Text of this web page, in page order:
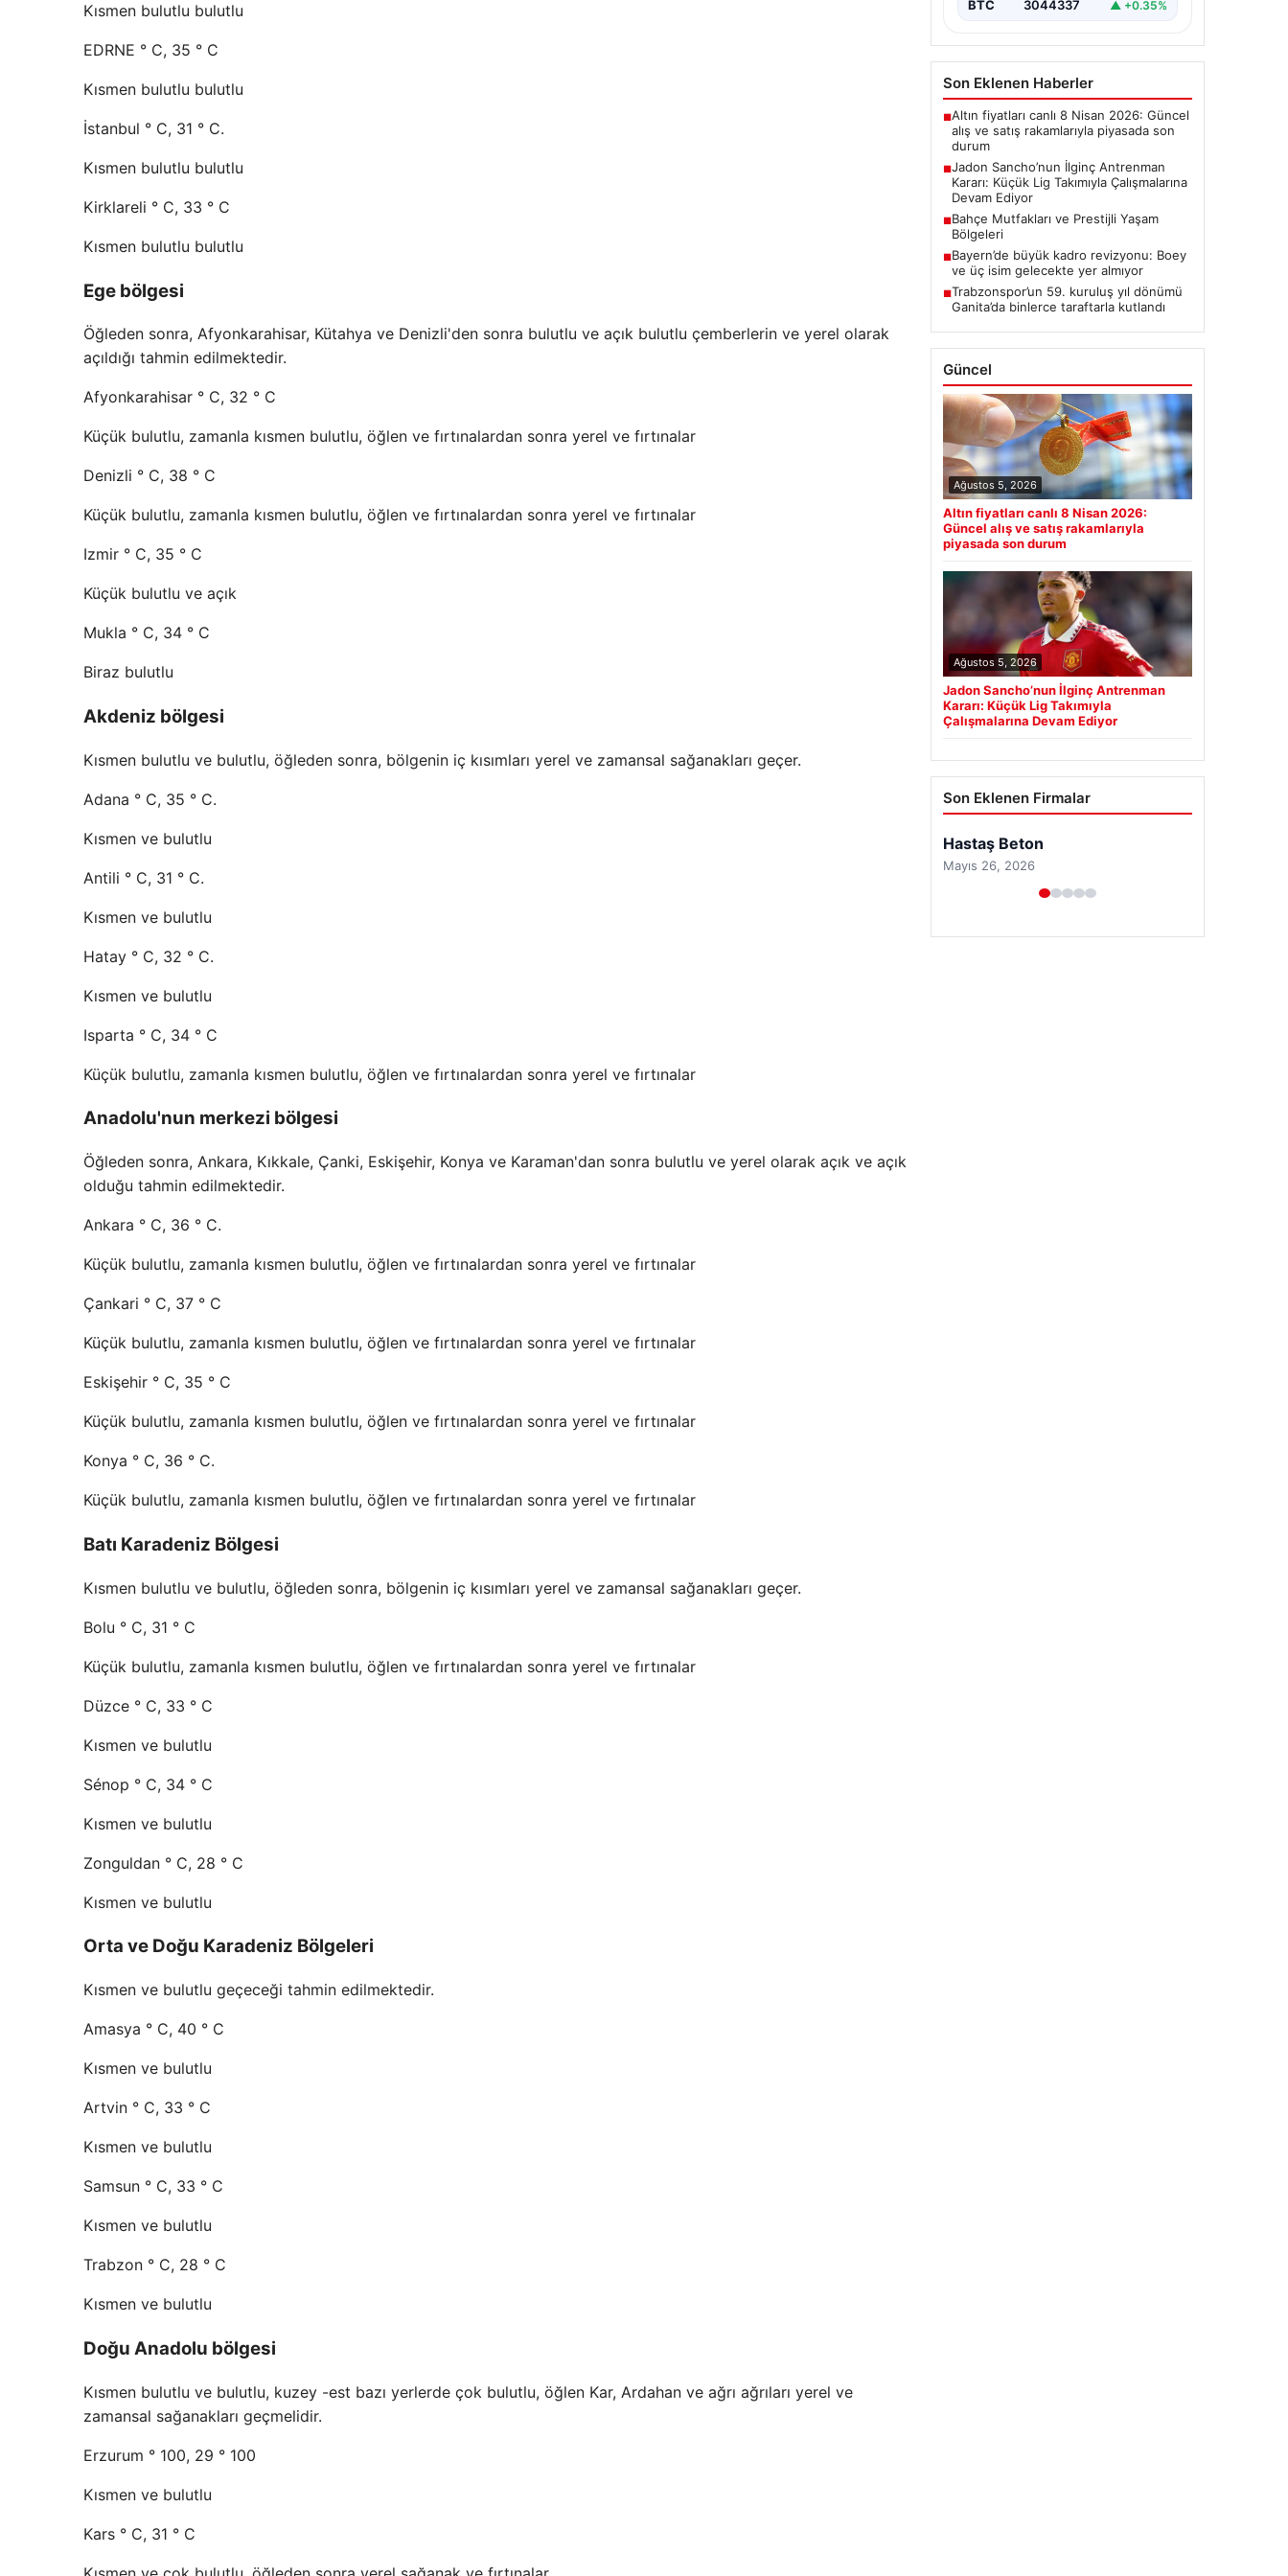
Kısmen bulutlu bulutlu
EDRNE ° C, 35 ° C
Kısmen bulutlu bulutlu
İstanbul ° C, 31 ° C.
Kısmen bulutlu bulutlu
Kirklareli ° C, 33 ° C
Kısmen bulutlu bulutlu
Ege bölgesi
Öğleden sonra, Afyonkarahisar, Kütahya ve Denizli'den sonra bulutlu ve açık bulutlu çemberlerin ve yerel olarak
açıldığı tahmin edilmektedir.
Afyonkarahisar ° C, 32 ° C
Küçük bulutlu, zamanla kısmen bulutlu, öğlen ve fırtınalardan sonra yerel ve fırtınalar
Denizli ° C, 38 ° C
Küçük bulutlu, zamanla kısmen bulutlu, öğlen ve fırtınalardan sonra yerel ve fırtınalar
Izmir ° C, 35 ° C
Küçük bulutlu ve açık
Mukla ° C, 34 ° C
Biraz bulutlu
Akdeniz bölgesi
Kısmen bulutlu ve bulutlu, öğleden sonra, bölgenin iç kısımları yerel ve zamansal sağanakları geçer.
Adana ° C, 35 ° C.
Kısmen ve bulutlu
Antili ° C, 31 ° C.
Kısmen ve bulutlu
Hatay ° C, 32 ° C.
Kısmen ve bulutlu
Isparta ° C, 34 ° C
Küçük bulutlu, zamanla kısmen bulutlu, öğlen ve fırtınalardan sonra yerel ve fırtınalar
Anadolu'nun merkezi bölgesi
Öğleden sonra, Ankara, Kıkkale, Çanki, Eskişehir, Konya ve Karaman'dan sonra bulutlu ve yerel olarak açık ve açık
olduğu tahmin edilmektedir.
Ankara ° C, 36 ° C.
Küçük bulutlu, zamanla kısmen bulutlu, öğlen ve fırtınalardan sonra yerel ve fırtınalar
Çankari ° C, 37 ° C
Küçük bulutlu, zamanla kısmen bulutlu, öğlen ve fırtınalardan sonra yerel ve fırtınalar
Eskişehir ° C, 35 ° C
Küçük bulutlu, zamanla kısmen bulutlu, öğlen ve fırtınalardan sonra yerel ve fırtınalar
Konya ° C, 36 ° C.
Küçük bulutlu, zamanla kısmen bulutlu, öğlen ve fırtınalardan sonra yerel ve fırtınalar
Batı Karadeniz Bölgesi
Kısmen bulutlu ve bulutlu, öğleden sonra, bölgenin iç kısımları yerel ve zamansal sağanakları geçer.
Bolu ° C, 31 ° C
Küçük bulutlu, zamanla kısmen bulutlu, öğlen ve fırtınalardan sonra yerel ve fırtınalar
Düzce ° C, 33 ° C
Kısmen ve bulutlu
Sénop ° C, 34 ° C
Kısmen ve bulutlu
Zonguldan ° C, 28 ° C
Kısmen ve bulutlu
Orta ve Doğu Karadeniz Bölgeleri
Kısmen ve bulutlu geçeceği tahmin edilmektedir.
Amasya ° C, 40 ° C
Kısmen ve bulutlu
Artvin ° C, 33 ° C
Kısmen ve bulutlu
Samsun ° C, 33 ° C
Kısmen ve bulutlu
Trabzon ° C, 28 ° C
Kısmen ve bulutlu
Doğu Anadolu bölgesi
Kısmen bulutlu ve bulutlu, kuzey -est bazı yerlerde çok bulutlu, öğlen Kar, Ardahan ve ağrı ağrıları yerel ve
zamansal sağanakları geçmelidir.
Erzurum ° 100, 29 ° 100
Kısmen ve bulutlu
Kars ° C, 31 ° C
BTC 3044337 ▲ +0.35%
Son Eklenen Haberler
■Altın fiyatları canlı 8 Nisan 2026: Güncel
alış ve satış rakamlarıyla piyasada son
durum
■Jadon Sancho’nun İlginç Antrenman
Kararı: Küçük Lig Takımıyla Çalışmalarına
Devam Ediyor
■Bahçe Mutfakları ve Prestijli Yaşam
Bölgeleri
■Bayern’de büyük kadro revizyonu: Boey
ve üç isim gelecekte yer almıyor
■Trabzonspor’un 59. kuruluş yıl dönümü
Ganita’da binlerce taraftarla kutlandı
Güncel
Ağustos 5, 2026
Altın fiyatları canlı 8 Nisan 2026:
Güncel alış ve satış rakamlarıyla
piyasada son durum
Ağustos 5, 2026
Jadon Sancho’nun İlginç Antrenman
Kararı: Küçük Lig Takımıyla
Çalışmalarına Devam Ediyor
Son Eklenen Firmalar